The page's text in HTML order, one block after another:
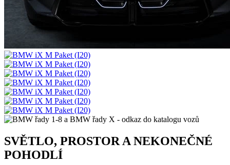
SVĚTLO, PROSTOR A NEKONEČNÉ
POHODLÍ